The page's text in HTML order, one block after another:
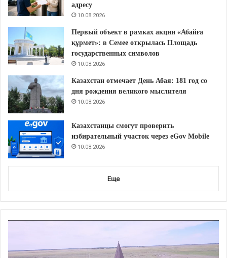
адресу
10.08.2026
Первый объект в рамках акции «Абайға
құрмет»: в Семее открылась Площадь
государственных символов
10.08.2026
Казахстан отмечает День Абая: 181 год со
дня рождения великого мыслителя
10.08.2026
Казахстанцы смогут проверить
избирательный участок через eGov Mobile
10.08.2026
Еще